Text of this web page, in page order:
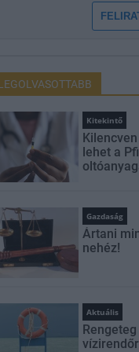
Kitekintő
lehet a
Gazdaság
Ártani
nehéz!
Aktuális